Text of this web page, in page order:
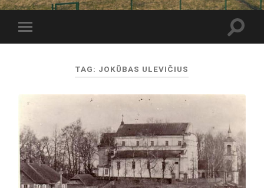
Toggle
mobile
TAG: JOKŪBAS ULEVIČIUS